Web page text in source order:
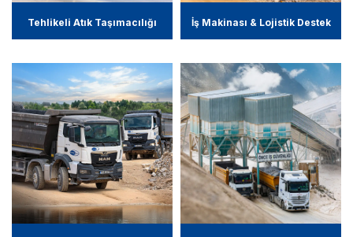
Tehlikeli Atık Taşımacılığı İş Makinası & Lojistik Destek